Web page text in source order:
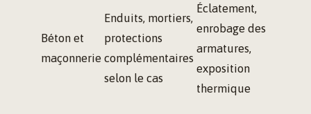
Béton et
maçonnerie
Enduits, mortiers,
protections
complémentaires
selon le cas
Éclatement,
enrobage des
armatures,
exposition
thermique